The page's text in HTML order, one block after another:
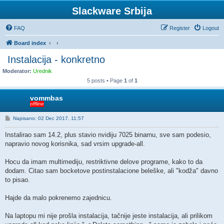
Slackware Srbija
FAQ Logout
Register
Board index
Instalacija - konkretno
Moderator: Urednik
5 posts • Page 1 of 1
vommbas
offline
P
t
Napisano: 02 Dec 2017, 11:57
Instalirao sam 14.2, plus stavio nvidiju 7025 binarnu, sve sam podesio,
napravio novog korisnika, sad vrsim upgrade-all.
Hocu da imam multimediju, restriktivne delove programe, kako to da
dodam. Citao sam bocketove postinstalacione beleške, ali "kodža" davno
to pisao.
Hajde da malo pokrenemo zajednicu.
Na laptopu mi nije prošla instalacija, tačnije jeste instalacija, ali prilikom